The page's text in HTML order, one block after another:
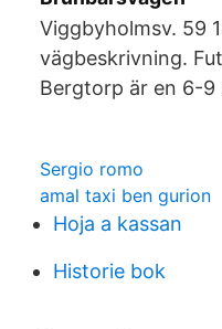
Viggbyholmsv. 59
vägbeskrivning.
Bergtorp är en 6-9
Sergio romo
amal taxi ben gurion
Hoja a kassan
Historie bok